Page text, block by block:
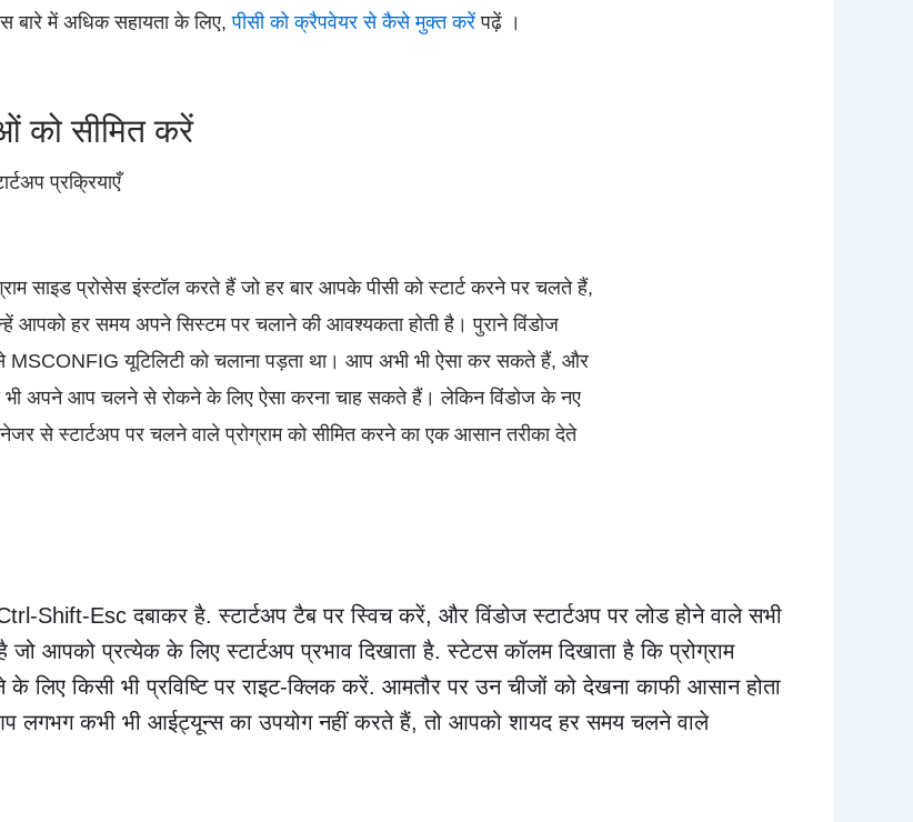
बारे में अधिक सहायता के लिए,पीसी को क्रैपवेयर से कैसे मुक्त करें पढ़ें ।
को सीमित करें
साइड प्रोसेस इंस्टॉल करते हैं जो हर बार आपके पीसी को स्टार्ट करने पर चलते हैं,
आपको हर समय अपने सिस्टम पर चलाने की आवश्यकता होती है। पुराने विंडोज
MSCONFIG यूटिलिटी को चलाना पड़ता था। आप अभी भी ऐसा कर सकते हैं, और
भी अपने आप चलने से रोकने के लिए ऐसा करना चाह सकते हैं। लेकिन विंडोज के नए
से स्टार्टअप पर चलने वाले प्रोग्राम को सीमित करने का एक आसान तरीका देते
Esc दबाकर है. स्टार्टअप टैब पर स्विच करें, और विंडोज स्टार्टअप पर लोड होने वाले सभी
जो आपको प्रत्येक के लिए स्टार्टअप प्रभाव दिखाता है. स्टेटस कॉलम दिखाता है कि प्रोग्राम
लिए किसी भी प्रविष्टि पर राइट-क्लिक करें. आमतौर पर उन चीजों को देखना काफी आसान होता
लगभग कभी भी आईट्यून्स का उपयोग नहीं करते हैं, तो आपको शायद हर समय चलने वाले